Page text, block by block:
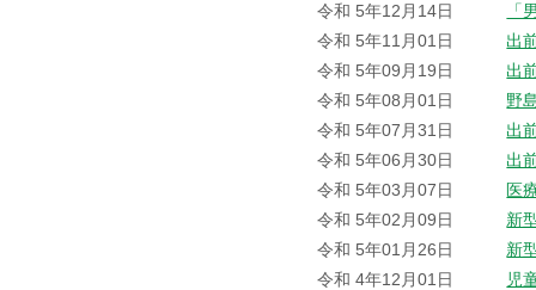
令和 5年12月14日
「
令和 5年11月01日
出
令和 5年09月19日
出
令和 5年08月01日
野
令和 5年07月31日
出
令和 5年06月30日
出
令和 5年03月07日
医
令和 5年02月09日
新
令和 5年01月26日
新
令和 4年12月01日
児